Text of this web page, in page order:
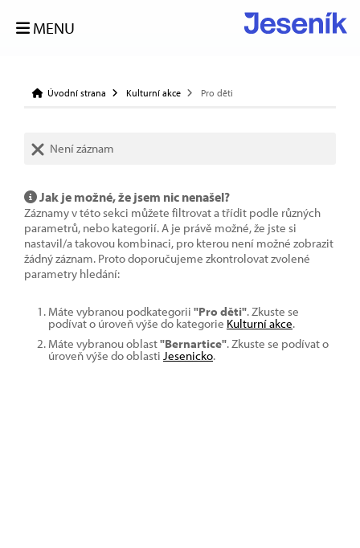
MENU
Úvodní strana Kulturní akce Pro děti
Není záznam
Jak je možné, že jsem nic nenašel?
Záznamy v této sekci můžete filtrovat a třídit podle různých
parametrů, nebo kategorií. A je právě možné, že jste si
nastavil/a takovou kombinaci, pro kterou není možné zobrazit
žádný záznam. Proto doporučujeme zkontrolovat zvolené
parametry hledání:
Máte vybranou podkategorii "Pro děti". Zkuste se
podívat o úroveň výše do kategorie Kulturní akce.
Máte vybranou oblast"Bernartice". Zkuste se podívat o
úroveň výše do oblasti Jesenicko.